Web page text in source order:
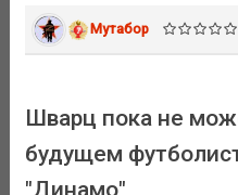
Мутабор
Шварц пока не
будущем